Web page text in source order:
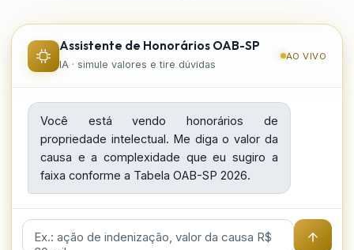
Assistente de Honorários OAB-SP
IA · simule valores e tire dúvidas
AO VIVO
Você está vendo honorários de
propriedade intelectual. Me diga o valor da
causa e a complexidade que eu sugiro a
faixa conforme a Tabela OAB-SP 2026.